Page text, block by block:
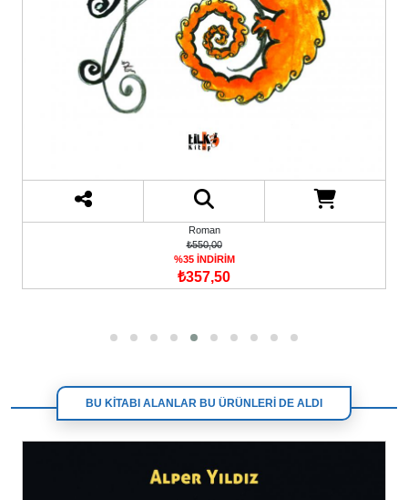
Roman
₺550,00
%35 İNDİRİM
₺357,50
BU KİTABI ALANLAR BU ÜRÜNLERİ DE ALDI